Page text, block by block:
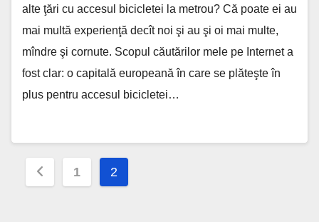
alte ţări cu accesul bicicletei la metrou? Că poate ei au
mai multă experienţă decît noi şi au şi oi mai multe,
mîndre şi cornute. Scopul căutărilor mele pe Internet a
fost clar: o capitală europeană în care se plăteşte în
plus pentru accesul bicicletei…
Paginație
1 2